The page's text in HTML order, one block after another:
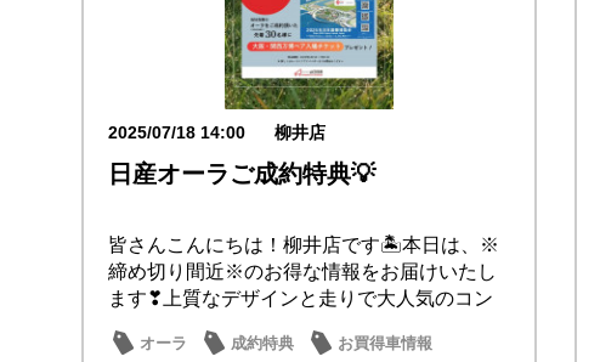
2025/07/18 14:00 柳井店
日産オーラご成約特典💡
皆さんこんにちは！柳井店です🏝️本日は、※
締め切り間近※のお得な情報をお届けいたし
ます❣上質なデザインと走りで大人気のコン
オーラ 成約特典 お買得車情報